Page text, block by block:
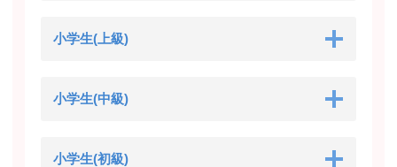
小学生(上級)
小学生(中級)
小学生(初級)